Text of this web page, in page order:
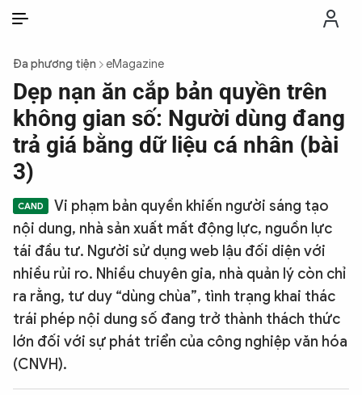
THỜI SỰ
CHỐNG DIỄN BIẾN HÒA BÌNH
CÔNG AN TRONG LÒNG DÂN
XÃ HỘI
PHÁP LUẬT
CÔNG NGHỆ
Đa phương tiện eMagazine
Dẹp nạn ăn cắp bản quyền trên
không gian số: Người dùng đang
trả giá bằng dữ liệu cá nhân (bài
3)
Vi phạm bản quyền khiến người sáng tạo
nội dung, nhà sản xuất mất động lực, nguồn lực
tái đầu tư. Người sử dụng web lậu đối diện với
nhiều rủi ro. Nhiều chuyên gia, nhà quản lý còn chỉ
ra rằng, tư duy “dùng chùa”, tình trạng khai thác
trái phép nội dung số đang trở thành thách thức
lớn đối với sự phát triển của công nghiệp văn hóa
(CNVH).